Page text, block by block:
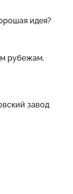
идея?
рубежам,
завод